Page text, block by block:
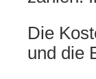
Die
und die